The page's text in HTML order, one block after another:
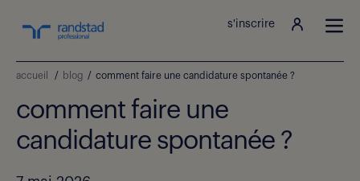
s'inscrire
accueil / blog / comment faire une candidature spontanée ?
comment faire une
candidature spontanée ?